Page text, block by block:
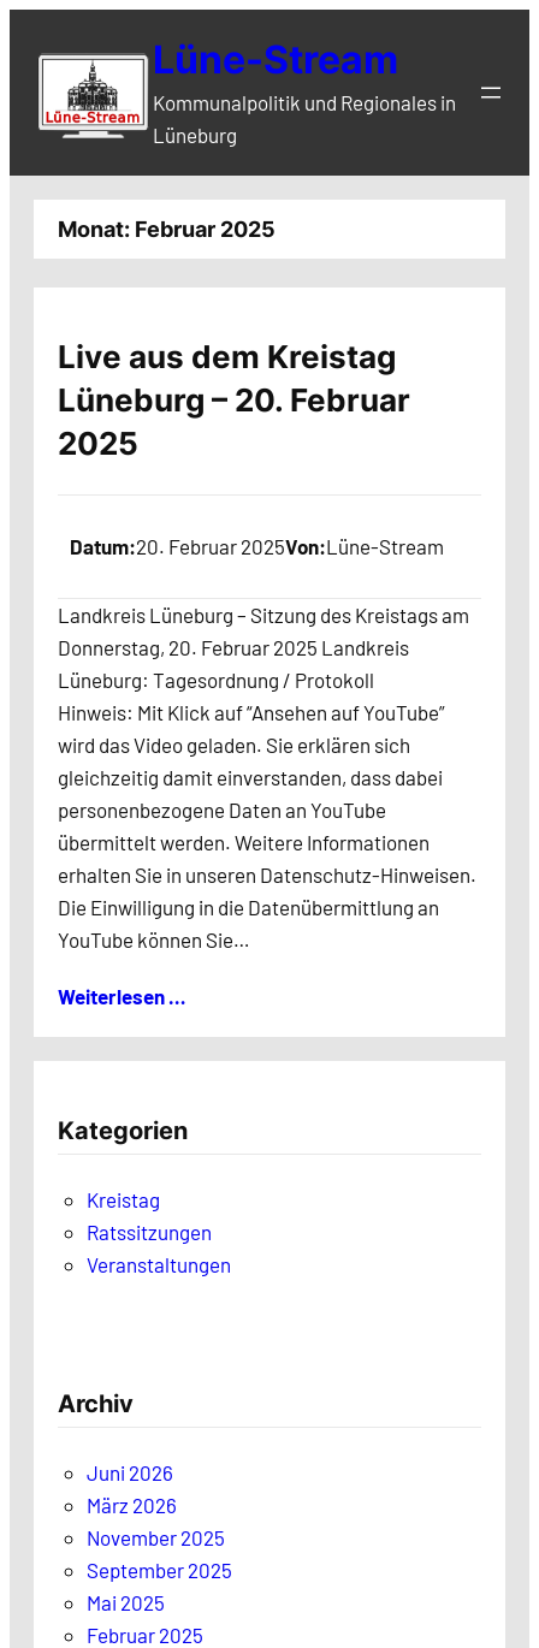
Inhalt
springen
Lüne-Stream
Kommunalpolitik und Regionales in
Lüneburg
Monat: Februar 2025
Live aus dem Kreistag
Lüneburg – 20. Februar
2025
Datum:20. Februar 2025Von:Lüne-Stream
Landkreis Lüneburg – Sitzung des Kreistags am
Donnerstag, 20. Februar 2025 Landkreis
Lüneburg: Tagesordnung / Protokoll
Hinweis: Mit Klick auf “Ansehen auf YouTube”
wird das Video geladen. Sie erklären sich
gleichzeitig damit einverstanden, dass dabei
personenbezogene Daten an YouTube
übermittelt werden. Weitere Informationen
erhalten Sie in unseren Datenschutz-Hinweisen.
Die Einwilligung in die Datenübermittlung an
YouTube können Sie…
Weiterlesen …
Kategorien
Kreistag
Ratssitzungen
Veranstaltungen
Archiv
Juni 2026
März 2026
November 2025
September 2025
Mai 2025
Februar 2025